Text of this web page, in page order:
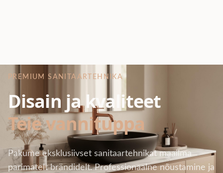
PREMIUM SANITAARTEHNIKA
Disain ja kvaliteet
Teie vannituppa
Pakume eksklusiivset sanitaartehnikat maailma
parimatelt brändidelt. Professionaalne nõustamine ja